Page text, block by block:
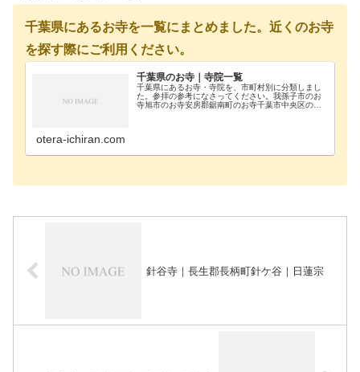
千葉県にあるお寺を一覧にまとめました。近くのお寺
を探す際にご利用ください。
千葉県のお寺｜寺院一覧
千葉県にあるお寺・寺院を、市町村別に分類しまし
た。参拝の参考になさってください。我孫子市のお
寺旭市のお寺安房郡鋸南町のお寺千葉市中央区のお
otera-ichiran.com
針谷寺｜長生郡長柄町針ケ谷｜日蓮宗